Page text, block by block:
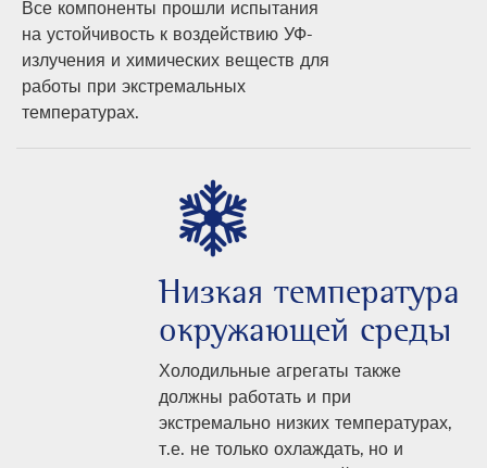
Все компоненты прошли испытания
на устойчивость к воздействию УФ-
излучения и химических веществ для
работы при экстремальных
температурах.
Hизкая температура
окружающей среды
Холодильные агрегаты также
должны работать и при
экстремально низких температурах,
т.е. не только охлаждать, но и